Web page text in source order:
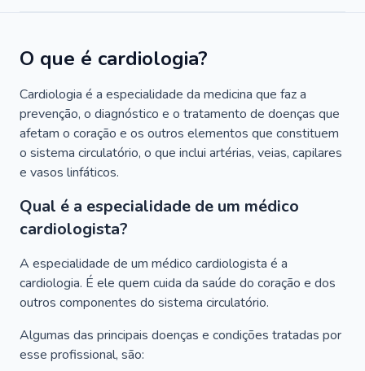
O que é cardiologia?
Cardiologia é a especialidade da medicina que faz a
prevenção, o diagnóstico e o tratamento de doenças que
afetam o coração e os outros elementos que constituem
o sistema circulatório, o que inclui artérias, veias, capilares
e vasos linfáticos.
Qual é a especialidade de um médico
cardiologista?
A especialidade de um médico cardiologista é a
cardiologia. É ele quem cuida da saúde do coração e dos
outros componentes do sistema circulatório.
Algumas das principais doenças e condições tratadas por
esse profissional, são: